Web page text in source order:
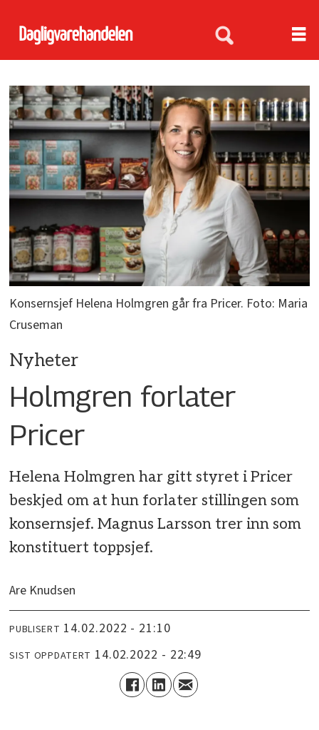
Konsernsjef Helena Holmgren går fra Pricer. Foto: Maria
Cruseman
Nyheter
Holmgren forlater
Pricer
Helena Holmgren har gitt styret i Pricer
beskjed om at hun forlater stillingen som
konsernsjef. Magnus Larsson trer inn som
konstituert toppsjef.
Are Knudsen
PUBLISERT 14.02.2022 - 21:10
SIST OPPDATERT 14.02.2022 - 22:49